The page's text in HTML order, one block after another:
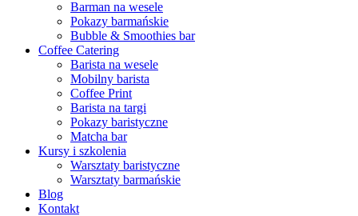
Barman na wesele
Pokazy barmańskie
Bubble & Smoothies bar
Coffee Catering
Barista na wesele
Mobilny barista
Coffee Print
Barista na targi
Pokazy baristyczne
Matcha bar
Kursy i szkolenia
Warsztaty baristyczne
Warsztaty barmańskie
Blog
Kontakt